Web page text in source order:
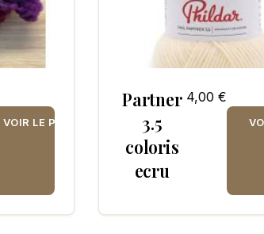
VOIR LE PRODUIT
Partner
3.5
coloris
ecru
4,00 €